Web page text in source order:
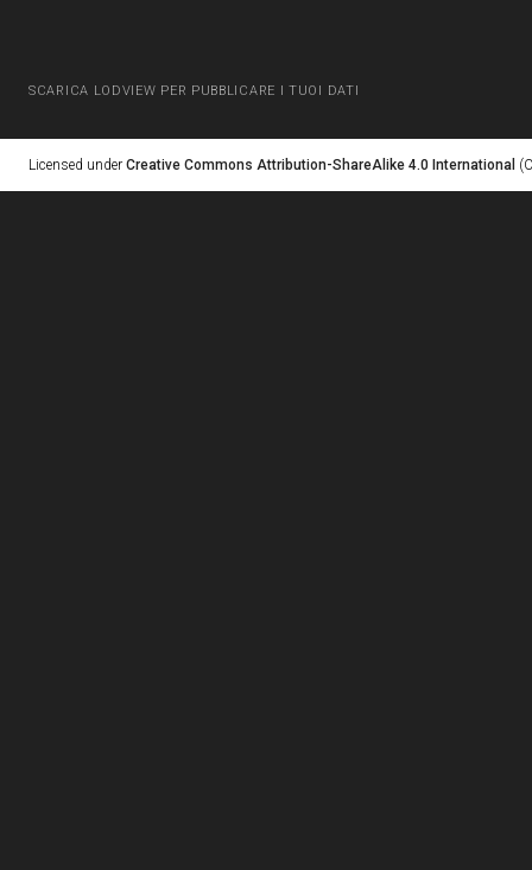
SCARICA LODVIEW PER PUBBLICARE I TUOI DATI
Licensed under Creative Commons Attribution-ShareAlike 4.0 International